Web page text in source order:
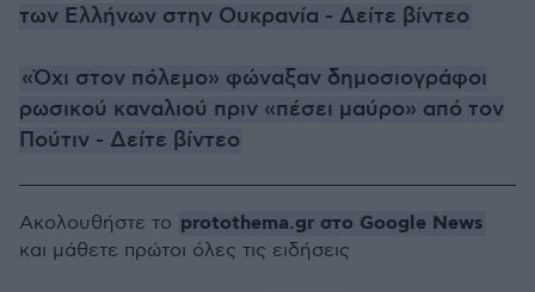
των Ελλήνων στην Ουκρανία - Δείτε βίντεο
«Όχι στον πόλεμο» φώναξαν δημοσιογράφοι
ρωσικού καναλιού πριν «πέσει μαύρο» από τον
Πούτιν - Δείτε βίντεο
Ακολουθήστε το protothema.gr στο Google News
και μάθετε πρώτοι όλες τις ειδήσεις